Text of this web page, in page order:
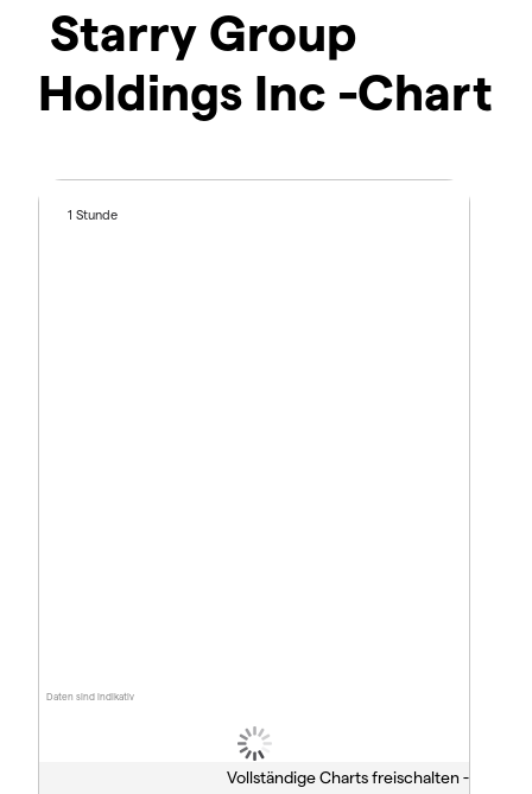
Starry Group
Holdings Inc -Chart
Daten sind indikativ
1 Stunde
Vollständige Charts freischalten -